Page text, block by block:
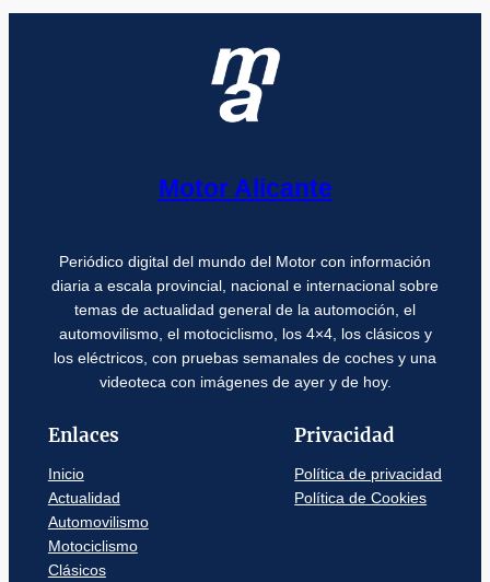
Motor Alicante
Periódico digital del mundo del Motor con información
diaria a escala provincial, nacional e internacional sobre
temas de actualidad general de la automoción, el
automovilismo, el motociclismo, los 4×4, los clásicos y
los eléctricos, con pruebas semanales de coches y una
videoteca con imágenes de ayer y de hoy.
Enlaces
Inicio
Actualidad
Automovilismo
Motociclismo
Clásicos
Privacidad
Política de privacidad
Política de Cookies